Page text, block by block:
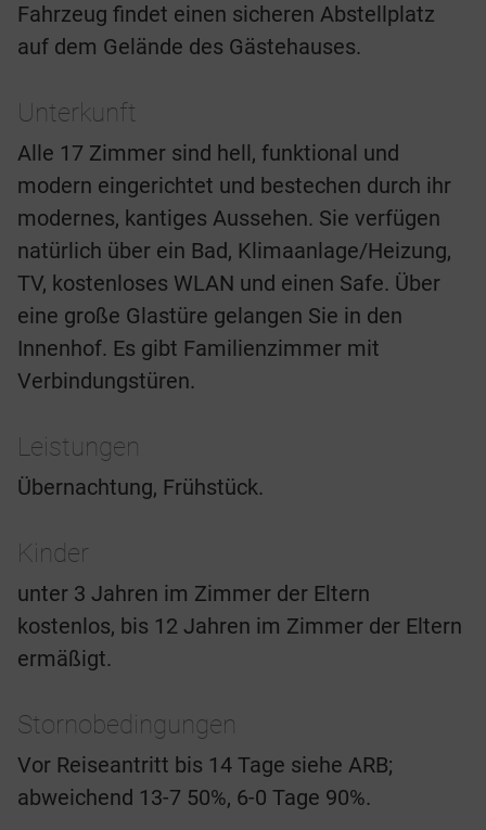
Fahrzeug findet einen sicheren Abstellplatz
auf dem Gelände des Gästehauses.
Unterkunft
Alle 17 Zimmer sind hell, funktional und
modern eingerichtet und bestechen durch ihr
modernes, kantiges Aussehen. Sie verfügen
natürlich über ein Bad, Klimaanlage/Heizung,
TV, kostenloses WLAN und einen Safe. Über
eine große Glastüre gelangen Sie in den
Innenhof. Es gibt Familienzimmer mit
Verbindungstüren.
Leistungen
Übernachtung, Frühstück.
Kinder
unter 3 Jahren im Zimmer der Eltern
kostenlos, bis 12 Jahren im Zimmer der Eltern
ermäßigt.
Stornobedingungen
Vor Reiseantritt bis 14 Tage siehe ARB;
abweichend 13-7 50%, 6-0 Tage 90%.